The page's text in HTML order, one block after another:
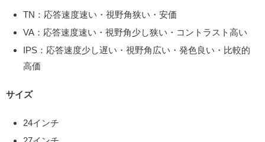
TN：応答速度速い・視野角狭い・安価
VA：応答速度速い・視野角少し狭い・コントラスト高い
IPS：応答速度少し遅い・視野角広い・発色良い・比較的
高価
サイズ
24インチ